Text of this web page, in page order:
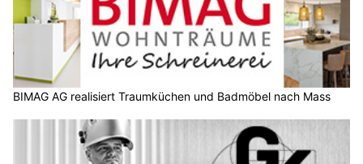
BIMAG AG realisiert Traumküchen und Badmöbel nach Mass